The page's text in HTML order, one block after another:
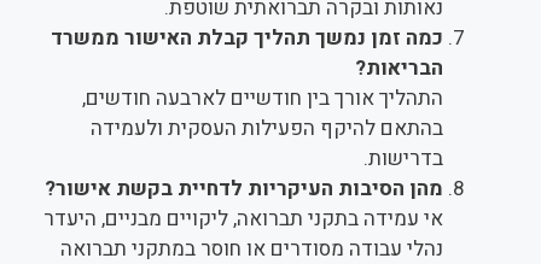
נאותות ובקרה תברואתית שוטפת.
כמה זמן נמשך תהליך קבלת האישור ממשרד
הבריאות?
התהליך אורך בין חודשיים לארבעה חודשים,
בהתאם להיקף הפעילות העסקית ולעמידה
בדרישות.
מהן הסיבות העיקריות לדחיית בקשת אישור?
אי עמידה בתקני תברואה, ליקויים מבניים, היעדר
נהלי עבודה מסודרים או חוסר במתקני תברואה